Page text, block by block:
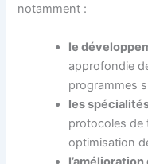
notamment :
le
approfondie
programmes
les
protocoles de
optimisation